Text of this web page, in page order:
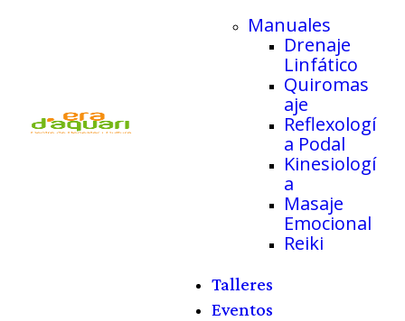
Manuales
Drenaje
Linfático
Quiromas
aje
Reflexologí
a Podal
Kinesiologí
a
Masaje
Emocional
Reiki
Talleres
Eventos